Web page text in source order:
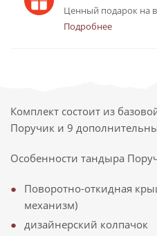
Ценный подарок на
Подробнее
Комплект состоит из
Поручик и 9
Особенности тандыра
Поворотно-откидная
механизм)
дизайнерский колпачок